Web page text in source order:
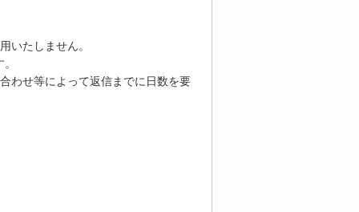
いたしません。
わせ等によって返信までに日数を要